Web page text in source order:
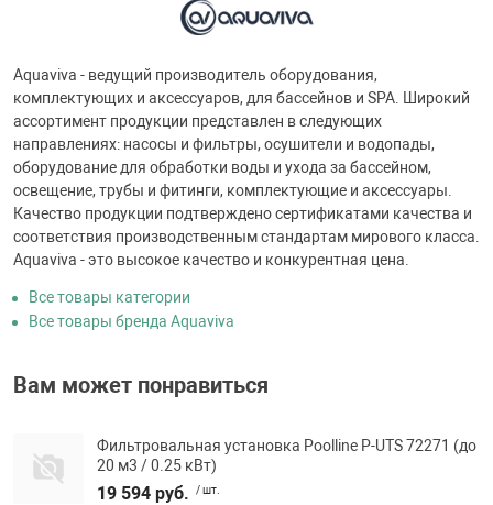
Aquaviva - ведущий производитель оборудования,
комплектующих и аксессуаров, для бассейнов и SPA. Широкий
ассортимент продукции представлен в следующих
направлениях: насосы и фильтры, осушители и водопады,
оборудование для обработки воды и ухода за бассейном,
освещение, трубы и фитинги, комплектующие и аксессуары.
Качество продукции подтверждено сертификатами качества и
соответствия производственным стандартам мирового класса.
Aquaviva - это высокое качество и конкурентная цена.
Все товары категории
Все товары бренда Aquaviva
Вам может понравиться
Фильтровальная установка Poolline P-UTS 72271 (до
20 м3 / 0.25 кВт)
19 594 руб. / шт.